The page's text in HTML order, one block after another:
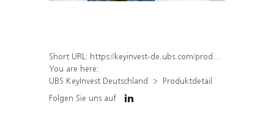
Short URL: https://keyinvest-de.ubs.com/produkt/detail/index/isin/DE000WA4BH54
You are here:
UBS KeyInvest Deutschland
Produktdetail
Folgen Sie uns auf